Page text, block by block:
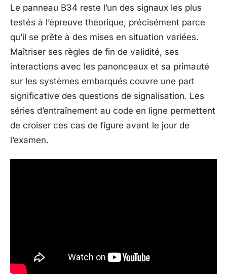
Le panneau B34 reste l’un des signaux les plus
testés à l’épreuve théorique, précisément parce
qu’il se prête à des mises en situation variées.
Maîtriser ses règles de fin de validité, ses
interactions avec les panonceaux et sa primauté
sur les systèmes embarqués couvre une part
significative des questions de signalisation. Les
séries d’entraînement au code en ligne permettent
de croiser ces cas de figure avant le jour de
l’examen.